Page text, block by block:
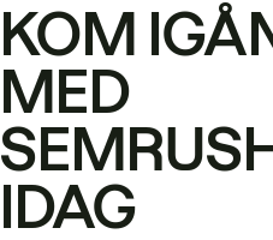
KOM
MED
IDAG